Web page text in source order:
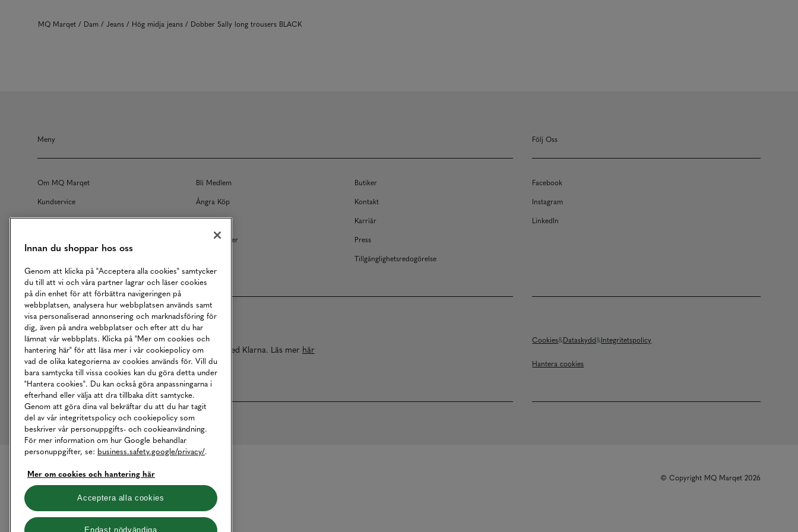
MQ Marqet Dam Jeans Hög midja jeans Dobber Sally long trousers BLACK
Meny
Om MQ Marqet Bli Medlem
Butiker
Kundservice
Ångra Köp
Kontakt
Returer
Köpvillkor
Karriär
Våra Tjänster
Press
Tillgänglighetsredogörelse
Följ Oss
Facebook
Instagram
LinkedIn
Betalningar online sköts i samarbete med Klarna. Läs mer här
Cookies Dataskydd Integritetspolicy
Hantera cookies
© Copyright MQ Marqet 2026
Innan du shoppar hos oss
Genom att klicka på "Acceptera alla cookies" samtycker
du till att vi och våra partner lagrar och läser cookies
på din enhet för att förbättra navigeringen på
webbplatsen, analysera hur webbplatsen används samt
visa personaliserad annonsering och marknadsföring för
dig, även på andra webbplatser och efter att du har
lämnat vår webbplats. Klicka på "Mer om cookies och
hantering här" för att läsa mer i vår cookiepolicy om
vad de olika kategorierna av cookies används för. Vill du
bara samtycka till vissa cookies kan du göra detta under
"Hantera cookies". Du kan också göra anpassningarna i
efterhand eller välja att dra tillbaka ditt samtycke.
Genom att göra dina val bekräftar du att du har tagit
del av vår integritetspolicy och cookiepolicy som
beskriver vår personuppgifts- och cookieanvändning.
För mer information om hur Google behandlar
personuppgifter, se: business.safety.google/privacy/.
Mer om cookies och hantering här
Acceptera alla cookies
Endast nödvändiga